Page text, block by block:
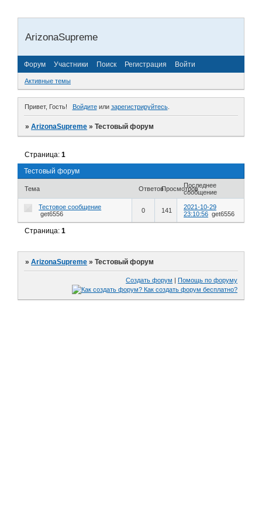
ArizonaSupreme
Форум Участники Поиск Регистрация Войти
Активные темы
Привет, Гость! Войдитеили зарегистрируйтесь.
»ArizonaSupreme »Тестовый форум
Тестовый форум
Страница:1
Тема ОтветовПросмотровПоследнее
сообщение
Тестовое сообщение
get6556
0 141
2021-10-29
23:10:56 get6556
Страница:1
»ArizonaSupreme »Тестовый форум
Создать форум Помощь по форуму